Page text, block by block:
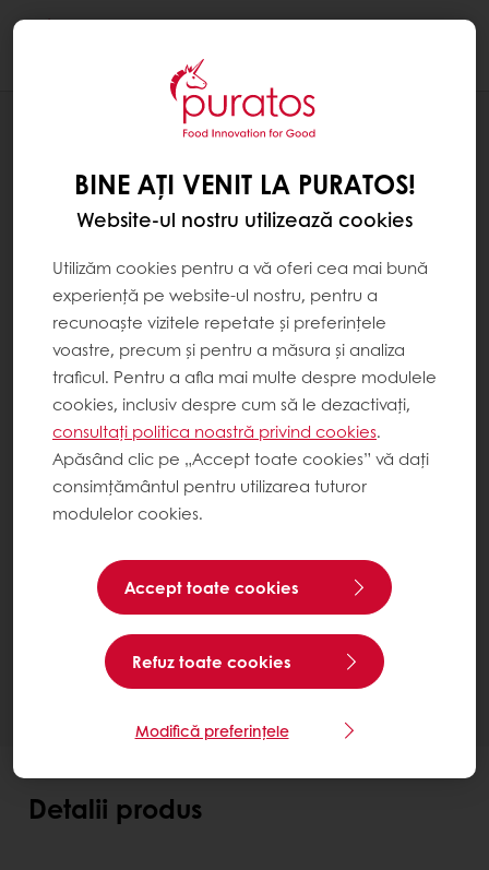
Starfruit Fructul Pasiunii
Brick 1 kg
Contactează-ne
Ai nevoie de mai multe informații? Suntem bucuroși
să te ajutăm.
Detalii produs
BINE AȚI VENIT LA PURATOS!
Website-ul nostru utilizează cookies
Utilizăm cookies pentru a vă oferi cea mai bună
experiență pe website-ul nostru, pentru a
recunoaște vizitele repetate și preferințele
voastre, precum și pentru a măsura și analiza
traficul. Pentru a afla mai multe despre modulele
cookies, inclusiv despre cum să le dezactivați,
consultați politica noastră privind cookies.
Apăsând clic pe „Accept toate cookies” vă dați
consimțământul pentru utilizarea tuturor
modulelor cookies.
Accept toate cookies
Refuz toate cookies
Modifică preferințele